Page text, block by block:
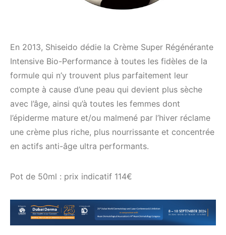
En 2013, Shiseido dédie la Crème Super Régénérante
Intensive Bio-Performance à toutes les fidèles de la
formule qui n’y trouvent plus parfaitement leur
compte à cause d’une peau qui devient plus sèche
avec l’âge, ainsi qu’à toutes les femmes dont
l’épiderme mature et/ou malmené par l’hiver réclame
une crème plus riche, plus nourrissante et concentrée
en actifs anti-âge ultra performants.
Pot de 50ml : prix indicatif 114€